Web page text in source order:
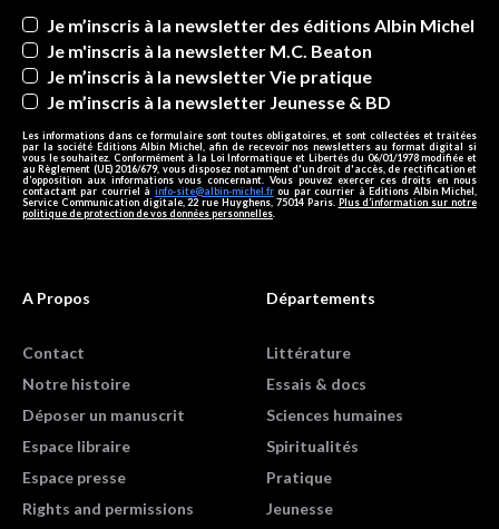
Newsletters
Je m’inscris à la newsletter des éditions Albin Michel
Je m'inscris à la newsletter M.C. Beaton
Je m’inscris à la newsletter Vie pratique
Je m’inscris à la newsletter Jeunesse & BD
Les informations dans ce formulaire sont toutes obligatoires, et sont collectées et traitées
par la société Editions Albin Michel, afin de recevoir nos newsletters au format digital si
vous le souhaitez. Conformément à la Loi Informatique et Libertés du 06/01/1978 modifiée et
au Règlement (UE) 2016/679, vous disposez notamment d'un droit d'accès, de rectification et
d’opposition aux informations vous concernant. Vous pouvez exercer ces droits en nous
contactant par courriel à info-site@albin-michel.frou par courrier à Editions Albin Michel,
Service Communication digitale, 22 rue Huyghens, 75014 Paris. Plus d’information sur notre
politique de protection de vos données personnelles.
A Propos
Contact
Notre histoire
Déposer un manuscrit
Espace libraire
Espace presse
Rights and permissions
Départements
Littérature
Essais & docs
Sciences humaines
Spiritualités
Pratique
Jeunesse